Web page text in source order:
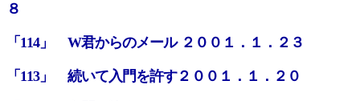
８
「114」 W君からのメール ２００１．１．２３
「113」 続いて入門を許す２００１．１．２０